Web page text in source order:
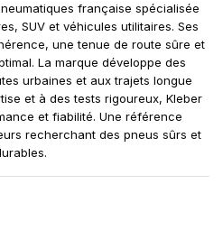
française spécialisée
SUV et véhicules utilitaires. Ses
une tenue de route sûre et
La marque développe des
urbaines et aux trajets longue
et à des tests rigoureux, Kleber
et fiabilité. Une référence
recherchant des pneus sûrs et